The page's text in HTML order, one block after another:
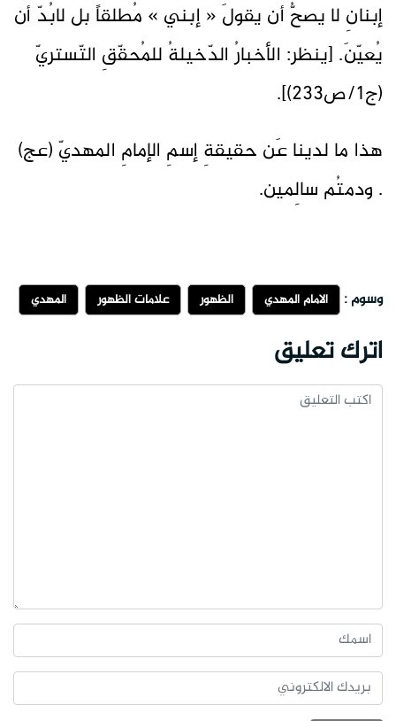
إبنانِ لا يصحُّ أن يقولَ « إبني » مُطلقاً بل لابُدّ أن
يُعيّنَ. [ينظر: الأخبارُ الدّخيلةُ للمُحقّقِ التّستريّ
(ج1/ص233)].
هذا ما لدينا عَن حقيقةِ إسمِ الإمامِ المهديّ (عج)
. ودمتُم سالِمين.
وسوم : الامام المهدي الظهور علامات الظهور المهدي
اترك تعليق